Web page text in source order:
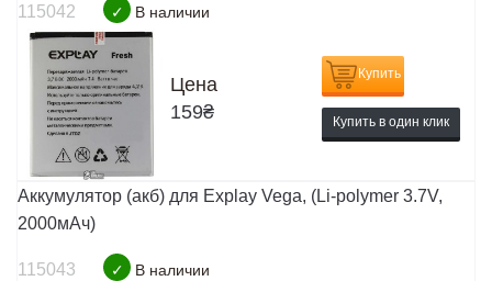
115042 ✓ В наличии
Цена
159₴
Купить
Купить в один клик
Аккумулятор (акб) для Explay Vega, (Li-polymer 3.7V,
2000мАч)
115043 ✓ В наличии